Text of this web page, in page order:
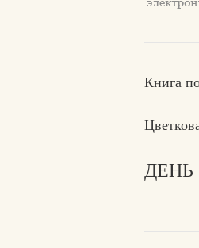
Книга
ДЕНЬ